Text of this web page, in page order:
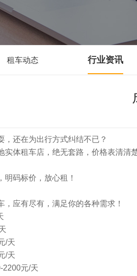
租车动态 行业资讯
，还在为出行方式纠结不已？
实体租车店，绝无套路，价格表清
明码标价，放心租！
，应有尽有，满足你的各种需求！
/天
/天
2200元/天